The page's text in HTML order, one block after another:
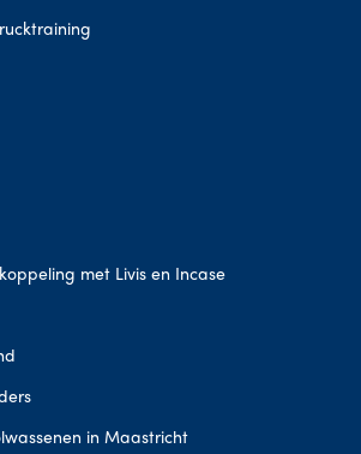
met Livis en Incase
in Maastricht